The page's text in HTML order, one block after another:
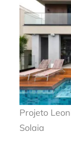
Projeto
Solaia